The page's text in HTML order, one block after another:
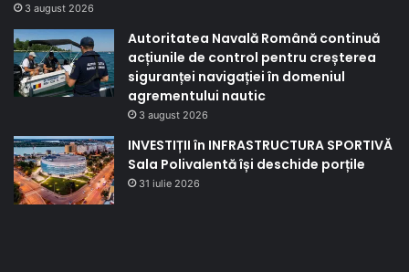
3 august 2026
Autoritatea Navală Română continuă
acțiunile de control pentru creșterea
siguranței navigației în domeniul
agrementului nautic
3 august 2026
INVESTIȚII în INFRASTRUCTURA SPORTIVĂ
Sala Polivalentă își deschide porțile
31 iulie 2026